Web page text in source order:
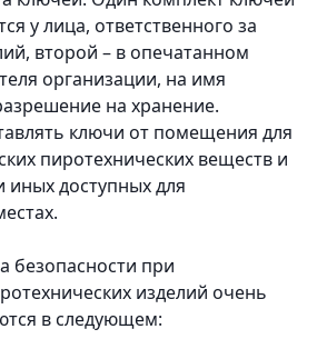
у лица, ответственного за
второй – в опечатанном
организации, на имя
на хранение.
ключи от помещения для
пиротехнических веществ и
иных доступных для
безопасности при
изделий очень
в следующем: